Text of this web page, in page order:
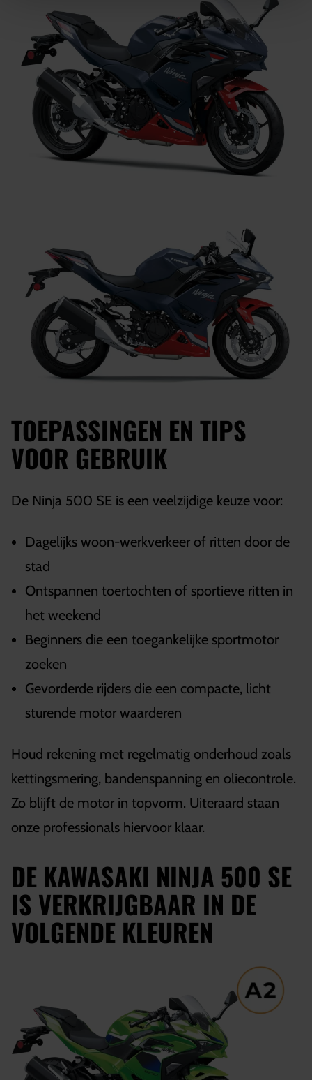
TOEPASSINGEN EN TIPS
VOOR GEBRUIK
De Ninja 500 SE is een veelzijdige keuze voor:
Dagelijks woon-werkverkeer of ritten door de
stad
Ontspannen toertochten of sportieve ritten in
het weekend
Beginners die een toegankelijke sportmotor
zoeken
Gevorderde rijders die een compacte, licht
sturende motor waarderen
Houd rekening met regelmatig onderhoud zoals
kettingsmering, bandenspanning en oliecontrole.
Zo blijft de motor in topvorm. Uiteraard staan
onze professionals hiervoor klaar.
DE KAWASAKI NINJA 500 SE
IS VERKRIJGBAAR IN DE
VOLGENDE KLEUREN